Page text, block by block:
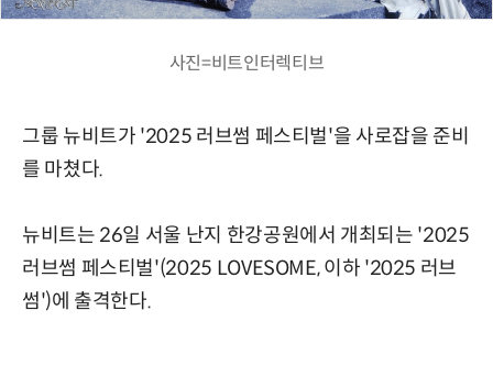
사진=비트인터렉티브
그룹 뉴비트가 '2025 러브썸 페스티벌'을 사로잡을 준비
를 마쳤다.
뉴비트는 26일 서울 난지 한강공원에서 개최되는 '2025
러브썸 페스티벌'(2025 LOVESOME, 이하 '2025 러브
썸')에 출격한다.